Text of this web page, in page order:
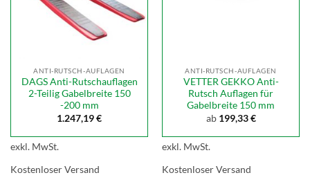
ANTI-RUTSCH-AUFLAGEN
DAGS Anti-Rutschauflagen
2-Teilig Gabelbreite 150
-200 mm
1.247,19€
exkl. MwSt.
Kostenloser Versand
ANTI-RUTSCH-AUFLAGEN
VETTER GEKKO Anti-
Rutsch Auflagen für
Gabelbreite 150 mm
ab 199,33€
exkl. MwSt.
Kostenloser Versand